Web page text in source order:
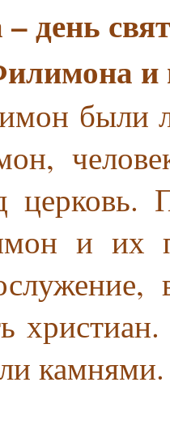
– день
были
и их
камнями.